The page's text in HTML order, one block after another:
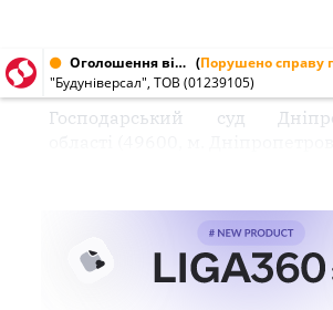
Оголошення від 03.06.2003 № 01239105 (Порушено справу
"Будуніверсал", ТОВ (01239105)
Господарський суд